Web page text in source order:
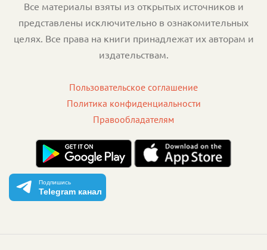
Все материалы взяты из открытых источников и
представлены исключительно в ознакомительных
целях. Все права на книги принадлежат их авторам и
издательствам.
Пользовательское соглашение
Политика конфиденциальности
Правообладателям
Подпишись
Telegram канал